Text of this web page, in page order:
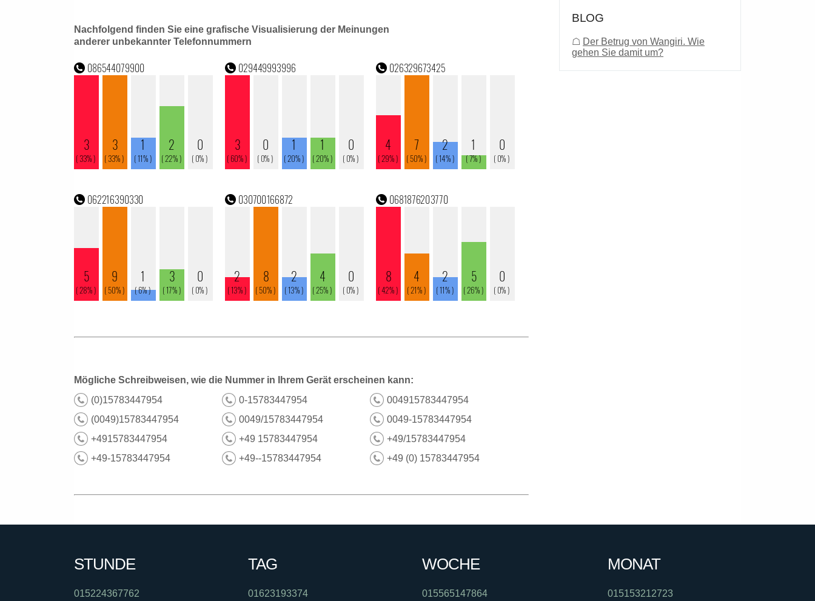
Nachfolgend finden Sie eine grafische Visualisierung der Meinungen
anderer unbekannter Telefonnummern
Mögliche Schreibweisen, wie die Nummer in Ihrem Gerät erscheinen kann:
(0)15783447954
0-15783447954
004915783447954
(0049)15783447954
0049/15783447954
0049-15783447954
+4915783447954
+49 15783447954
+49/15783447954
+49-15783447954
+49--15783447954 +49 (0) 15783447954
BLOG
☖ Der Betrug von Wangiri. Wie
gehen Sie damit um?
STUNDE
015224367762
TAG
01623193374
WOCHE
015565147864
MONAT
015153212723